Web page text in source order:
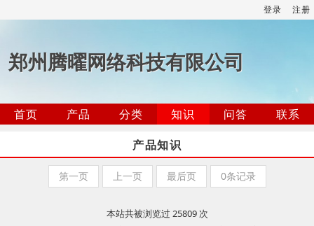
登录 注册
郑州腾曜网络科技有限公司
首页 产品 分类 知识 问答
联系
产品知识
第一页 上一页 最后页 0条记录
本站共被浏览过 25809 次